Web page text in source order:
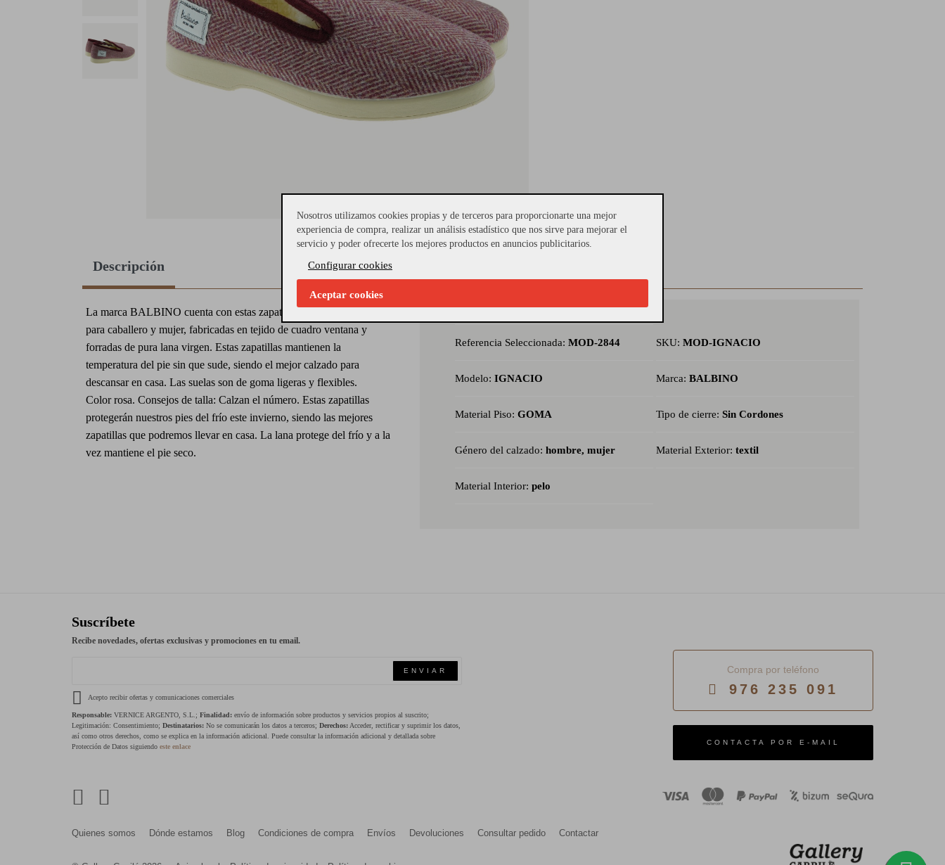
Descripción
La marca BALBINO cuenta con estas zapatillas cerradas para casa
para caballero y mujer, fabricadas en tejido de cuadro ventana y
forradas de pura lana virgen. Estas zapatillas mantienen la
temperatura del pie sin que sude, siendo el mejor calzado para
descansar en casa. Las suelas son de goma ligeras y flexibles.
Color rosa. Consejos de talla: Calzan el número. Estas zapatillas
protegerán nuestros pies del frío este invierno, siendo las mejores
zapatillas que podremos llevar en casa. La lana protege del frío y a la
vez mantiene el pie seco.
Referencia Seleccionada: MOD-2844 SKU: MOD-IGNACIO
Modelo: IGNACIO Marca: BALBINO
Material Piso: GOMA Tipo de cierre: Sin Cordones
Género del calzado: hombre, mujer Material Exterior: textil
Material Interior: pelo
Suscríbete
Recibe novedades, ofertas exclusivas y promociones en tu email.
ENVIAR
Acepto recibir ofertas y comunicaciones comerciales
Responsable: VERNICE ARGENTO, S.L.; Finalidad: envío de información sobre productos y servicios propios al suscrito;
Legitimación: Consentimiento; Destinatarios: No se comunicarán los datos a terceros; Derechos:Acceder, rectificar y suprimir los datos,
así como otros derechos, como se explica en la información adicional. Puede consultar la información adicional y detallada sobre
Protección de Datos siguiendo este enlace
Compra por teléfono
976 235 091
E-MAIL
Quienes somos Dónde estamos Blog Condiciones de compra Envíos Devoluciones Consultar pedido Contactar
Nosotros utilizamos cookies propias y de terceros para proporcionarte una mejor
experiencia de compra, realizar un análisis estadístico que nos sirve para mejorar el
servicio y poder ofrecerte los mejores productos en anuncios publicitarios.
Configurar cookies
Aceptar cookies